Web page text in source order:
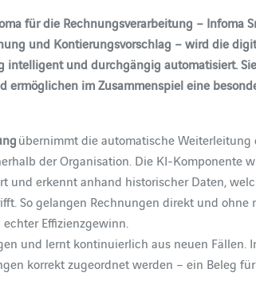
für die Rechnungsverarbeitung – Infoma
und Kontierungsvorschlag – wird die
intelligent und durchgängig automatisiert.
ermöglichen im Zusammenspiel eine
übernimmt die automatische
der Organisation. Die KI-Komponente
und erkennt anhand historischer Daten,
So gelangen Rechnungen direkt und ohne
Effizienzgewinn.
und lernt kontinuierlich aus neuen Fällen.
korrekt zugeordnet werden – ein Beleg